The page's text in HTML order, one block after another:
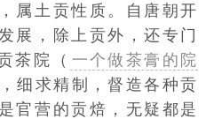
属 土贡性质。自唐朝开
展，除上贡外，还专门
茶院（ 一个做茶膏的院
，细求精制，督造各种贡
官营的贡焙，无疑都是